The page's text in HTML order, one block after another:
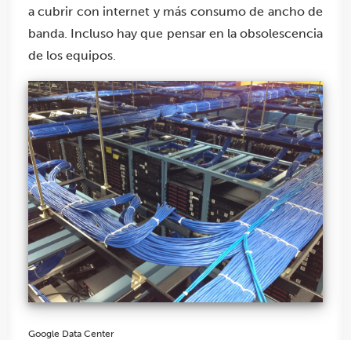
a cubrir con internet y más consumo de ancho de
banda. Incluso hay que pensar en la obsolescencia
de los equipos.
Google Data Center